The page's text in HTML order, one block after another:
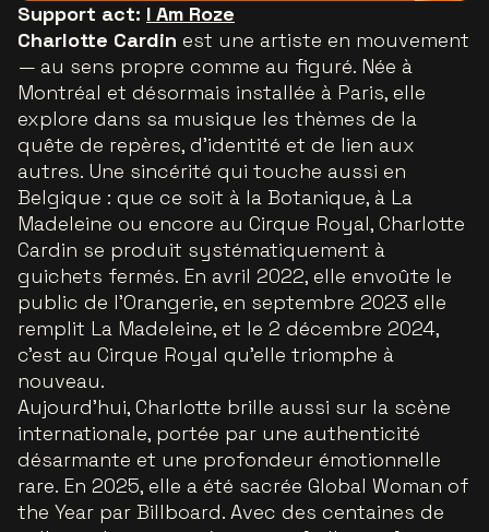
Support act: I Am Roze
Charlotte Cardin est une artiste en mouvement
— au sens propre comme au figuré. Née à
Montréal et désormais installée à Paris, elle
explore dans sa musique les thèmes de la
quête de repères, d’identité et de lien aux
autres. Une sincérité qui touche aussi en
Belgique : que ce soit à la Botanique, à La
Madeleine ou encore au Cirque Royal, Charlotte
Cardin se produit systématiquement à
guichets fermés. En avril 2022, elle envoûte le
public de l’Orangerie, en septembre 2023 elle
remplit La Madeleine, et le 2 décembre 2024,
c’est au Cirque Royal qu’elle triomphe à
nouveau.
Aujourd’hui, Charlotte brille aussi sur la scène
internationale, portée par une authenticité
désarmante et une profondeur émotionnelle
rare. En 2025, elle a été sacrée Global Woman of
the Year par Billboard. Avec des centaines de